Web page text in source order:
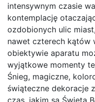
intensywnym czasie
kontemplację
ozdobionych ulic
nawet czterech kątów
obiektywie aparatu
wyjątkowe momenty
Śnieg, magiczne,
świąteczne dekoracje
czas, jakim są Święta